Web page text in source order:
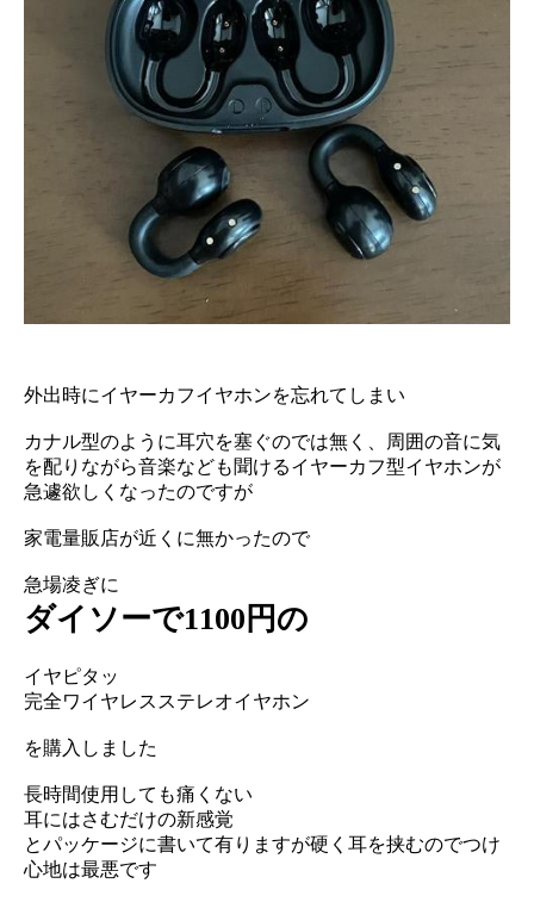
外出時にイヤーカフイヤホンを忘れてしまい
カナル型のように耳穴を塞ぐのでは無く、周囲の音に気
を配りながら音楽なども聞けるイヤーカフ型イヤホンが
急遽欲しくなったのですが
家電量販店が近くに無かったので
急場凌ぎに
ダイソーで1100円の
イヤピタッ
完全ワイヤレスステレオイヤホン
を購入しました
長時間使用しても痛くない
耳にはさむだけの新感覚
とパッケージに書いて有りますが硬く耳を挟むのでつけ
心地は最悪です